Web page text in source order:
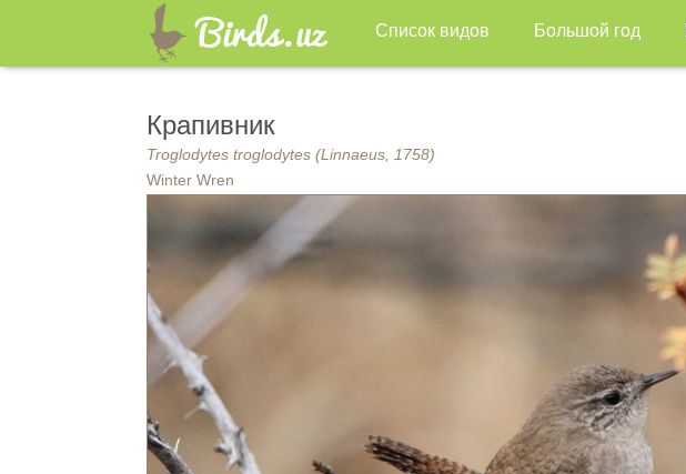
Список видов Большой год
Крапивник
Troglodytes troglodytes (Linnaeus, 1758)
Winter Wren